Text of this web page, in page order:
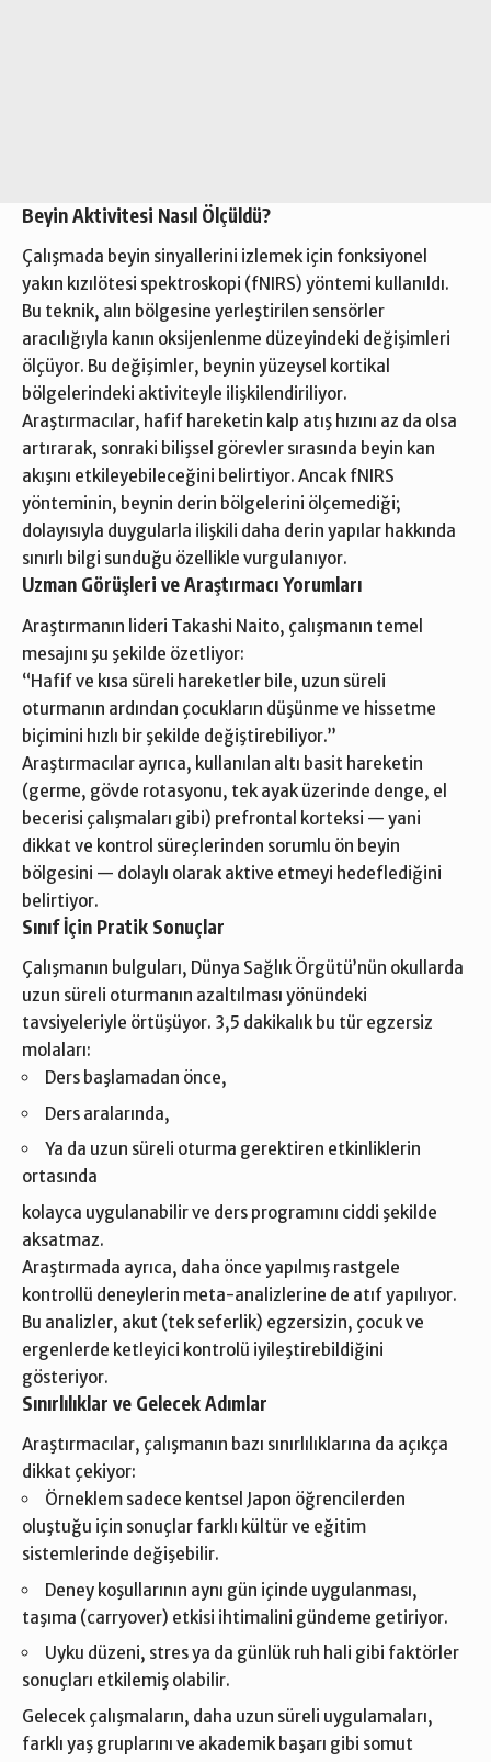
Beyin Aktivitesi Nasıl Ölçüldü?
Çalışmada beyin sinyallerini izlemek için fonksiyonel
yakın kızılötesi spektroskopi (fNIRS) yöntemi kullanıldı.
Bu teknik, alın bölgesine yerleştirilen sensörler
aracılığıyla kanın oksijenlenme düzeyindeki değişimleri
ölçüyor. Bu değişimler, beynin yüzeysel kortikal
bölgelerindeki aktiviteyle ilişkilendiriliyor.
Araştırmacılar, hafif hareketin kalp atış hızını az da olsa
artırarak, sonraki bilişsel görevler sırasında beyin kan
akışını etkileyebileceğini belirtiyor. Ancak fNIRS
yönteminin, beynin derin bölgelerini ölçemediği;
dolayısıyla duygularla ilişkili daha derin yapılar hakkında
sınırlı bilgi sunduğu özellikle vurgulanıyor.
Uzman Görüşleri ve Araştırmacı Yorumları
Araştırmanın lideri Takashi Naito, çalışmanın temel
mesajını şu şekilde özetliyor:
“Hafif ve kısa süreli hareketler bile, uzun süreli
oturmanın ardından çocukların düşünme ve hissetme
biçimini hızlı bir şekilde değiştirebiliyor.”
Araştırmacılar ayrıca, kullanılan altı basit hareketin
(germe, gövde rotasyonu, tek ayak üzerinde denge, el
becerisi çalışmaları gibi) prefrontal korteksi — yani
dikkat ve kontrol süreçlerinden sorumlu ön beyin
bölgesini — dolaylı olarak aktive etmeyi hedeflediğini
belirtiyor.
Sınıf İçin Pratik Sonuçlar
Çalışmanın bulguları, Dünya Sağlık Örgütü’nün okullarda
uzun süreli oturmanın azaltılması yönündeki
tavsiyeleriyle örtüşüyor. 3,5 dakikalık bu tür egzersiz
molaları:
Ders başlamadan önce,
Ders aralarında,
Ya da uzun süreli oturma gerektiren etkinliklerin
ortasında
kolayca uygulanabilir ve ders programını ciddi şekilde
aksatmaz.
Araştırmada ayrıca, daha önce yapılmış rastgele
kontrollü deneylerin meta-analizlerine de atıf yapılıyor.
Bu analizler, akut (tek seferlik) egzersizin, çocuk ve
ergenlerde ketleyici kontrolü iyileştirebildiğini
gösteriyor.
Sınırlılıklar ve Gelecek Adımlar
Araştırmacılar, çalışmanın bazı sınırlılıklarına da açıkça
dikkat çekiyor:
Örneklem sadece kentsel Japon öğrencilerden
oluştuğu için sonuçlar farklı kültür ve eğitim
sistemlerinde değişebilir.
Deney koşullarının aynı gün içinde uygulanması,
taşıma (carryover) etkisi ihtimalini gündeme getiriyor.
Uyku düzeni, stres ya da günlük ruh hali gibi faktörler
sonuçları etkilemiş olabilir.
Gelecek çalışmaların, daha uzun süreli uygulamaları,
farklı yaş gruplarını ve akademik başarı gibi somut